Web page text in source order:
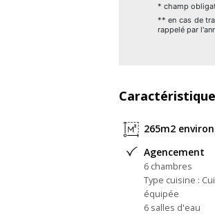
Terrain viabilisé : OUI
Numéro de mandat :
- Calme
Honoraires à la
Pourcentage des
Bien En copropriété :
* champ
** en cas de
rappelé par
265m2 environ
Agencement
6 chambres
Type cuisine :
équipée
6 salles d'eau